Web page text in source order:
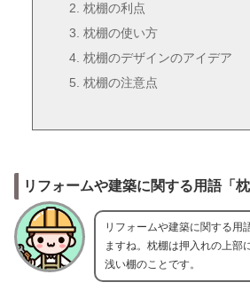
枕棚の利点
枕棚の使い方
枕棚のデザインのアイデア
枕棚の注意点
リフォームや建築に関する用語「
リフォームや建築に関する用
ますね。枕棚は押入れの上部
浅い棚のことです。